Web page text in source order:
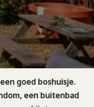
goed boshuisje.
een buitenbad